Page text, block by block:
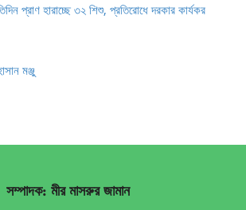
প্রাণ হারাচ্ছে ৩২ শিশু, প্রতিরোধে দরকার কার্যকর
মঞ্জু
সম্পাদক: মীর মাসরুর জামান